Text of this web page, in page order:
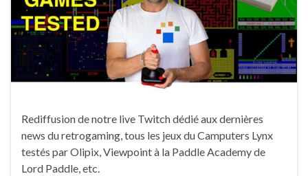
Rediffusion de notre live Twitch dédié aux dernières
news du retrogaming, tous les jeux du Camputers Lynx
testés par Olipix, Viewpoint à la Paddle Academy de
Lord Paddle, etc.